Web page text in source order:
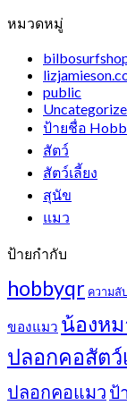
หมวดหมู่
public
ป้ายชื่อ
สัตว์
สัตว์เลี้ยง
สุนัข
แมว
ป้ายกำกับ
hobbyqr ความลั
ของแมว น้องหม
ปลอกคอสัตว์
ปลอกคอแมว ป้